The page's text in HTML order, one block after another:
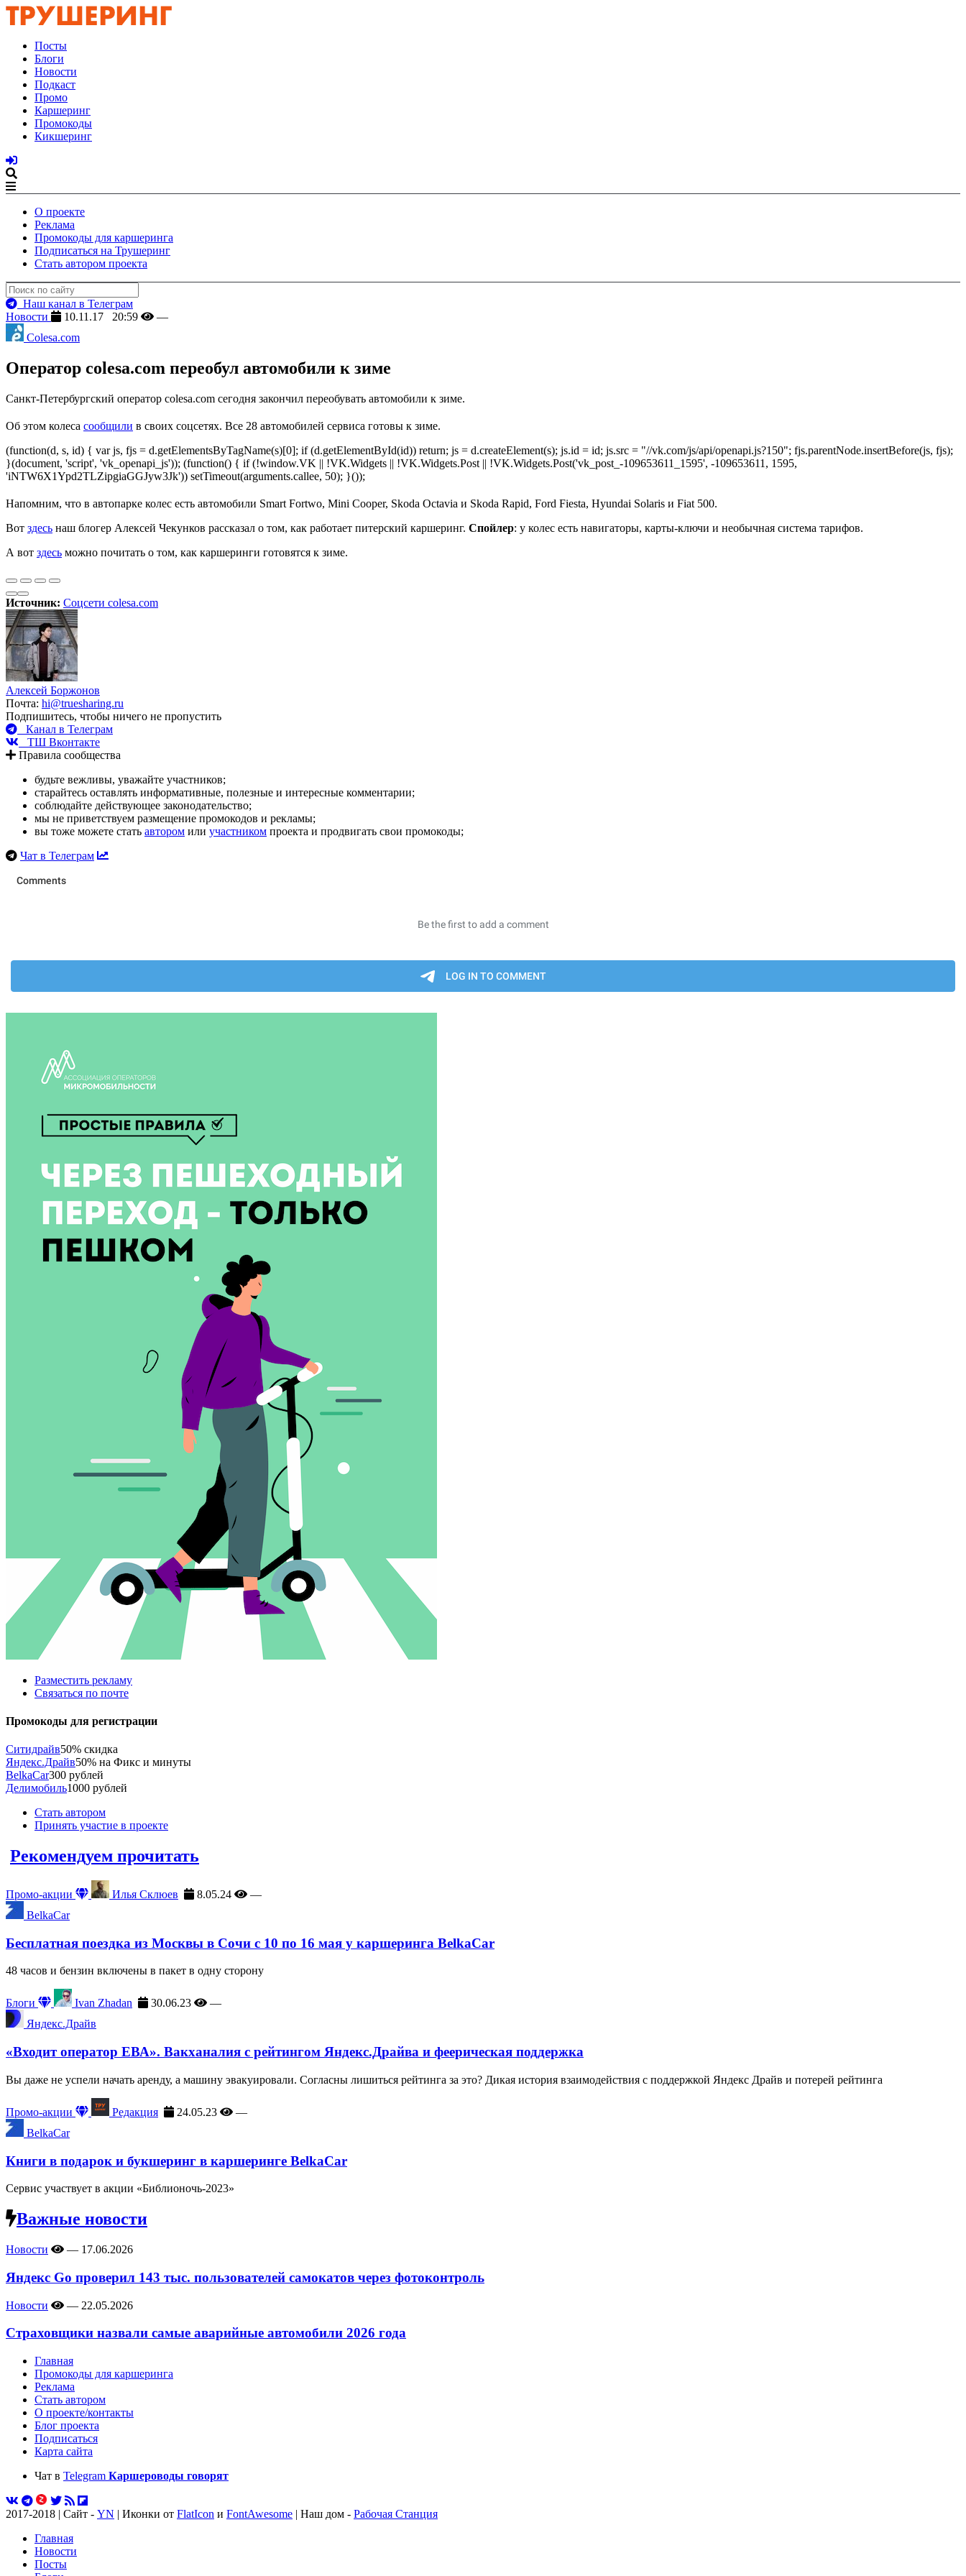
Посты
Блоги
Новости
Подкаст
Промо
Каршеринг
Промокоды
Кикшеринг
О проекте
Реклама
Промокоды для каршеринга
Подписаться на Трушеринг
Стать автором проекта
Наш канал в Телеграм
Новости
10.11.17 20:59
—
Colesa.com
Оператор colesa.com переобул автомобили к зиме
Санкт-Петербургский оператор colesa.com сегодня закончил переобувать автомобили к зиме.
Об этом колеса сообщили в своих соцсетях. Все 28 автомобилей сервиса готовы к зиме.
(function(d, s, id) { var js, fjs = d.getElementsByTagName(s)[0]; if (d.getElementById(id)) return; js = d.createElement(s); js.id = id; js.src = "//vk.com/js/api/openapi.js?150"; fjs.parentNode.insertBefore(js, fjs);
}(document, 'script', 'vk_openapi_js')); (function() { if (!window.VK || !VK.Widgets || !VK.Widgets.Post || !VK.Widgets.Post('vk_post_-109653611_1595', -109653611, 1595,
'iNTW6X1Ypd2TLZipgiaGGJyw3Jk')) setTimeout(arguments.callee, 50); }());
Напомним, что в автопарке колес есть автомобили Smart Fortwo, Mini Cooper, Skoda Octavia и Skoda Rapid, Ford Fiesta, Hyundai Solaris и Fiat 500.
Вот здесь наш блогер Алексей Чекунков рассказал о том, как работает питерский каршеринг. Спойлер: у колес есть навигаторы, карты-ключи и необычная система тарифов.
А вот здесь можно почитать о том, как каршеринги готовятся к зиме.
Источник: Соцсети colesa.com
Алексей Боржонов
Почта: hi@truesharing.ru
Подпишитесь, чтобы ничего не пропустить
Канал в Телеграм
ТШ Вконтакте
Правила сообщества
будьте вежливы, уважайте участников;
старайтесь оставлять информативные, полезные и интересные комментарии;
соблюдайте действующее законодательство;
мы не приветствуем размещение промокодов и рекламы;
вы тоже можете стать автором или участником проекта и продвигать свои промокоды;
Чат в Телеграм
Разместить рекламу
Связаться по почте
Промокоды для регистрации
Ситидрайв50% скидка
Яндекс.Драйв50% на Фикс и минуты
BelkaCar300 рублей
Делимобиль1000 рублей
Стать автором
Принять участие в проекте
Рекомендуем прочитать
Промо-акции Илья Склюев 8.05.24
—
BelkaCar
Бесплатная поездка из Москвы в Сочи с 10 по 16 мая у каршеринга BelkaCar
48 часов и бензин включены в пакет в одну сторону
Блоги Ivan Zhadan 30.06.23
—
Яндекс.Драйв
«Входит оператор ЕВА». Вакханалия с рейтингом Яндекс.Драйва и феерическая поддержка
Вы даже не успели начать аренду, а машину эвакуировали. Согласны лишиться рейтинга за это? Дикая история взаимодействия с поддержкой Яндекс Драйв и потерей рейтинга
Промо-акции Редакция 24.05.23
—
BelkaCar
Книги в подарок и букшеринг в каршеринге BelkaCar
Сервис участвует в акции «Библионочь-2023»
Важные новости
Новости — 17.06.2026
Яндекс Go проверил 143 тыс. пользователей самокатов через фотоконтроль
Новости — 22.05.2026
Страховщики назвали самые аварийные автомобили 2026 года
Главная
Промокоды для каршеринга
Реклама
Стать автором
О проекте/контакты
Блог проекта
Подписаться
Карта сайта
Чат в Telegram Каршероводы говорят
2017-2018 | Сайт - YN | Иконки от FlatIcon и FontAwesome | Наш дом - Рабочая Станция
Главная
Новости
Посты